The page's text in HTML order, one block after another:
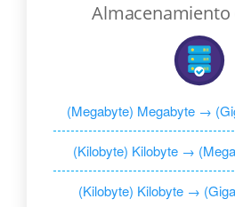
Almacenamiento
(Megabyte) Megabyte →
(Kilobyte) Kilobyte →
(Kilobyte) Kilobyte →